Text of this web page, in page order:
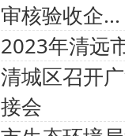
审核验收企...
2023年清远
清城区召开
接会